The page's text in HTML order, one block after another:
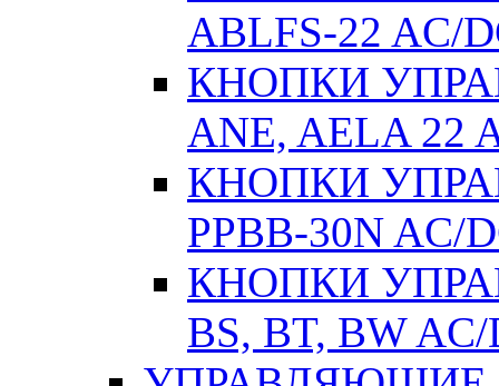
ABLFS-22 AC/
КНОПКИ
ANE, AELA 22
КНОПКИ
РPВВ-30N AC/
КНОПКИ
BS, BT, BW AC/